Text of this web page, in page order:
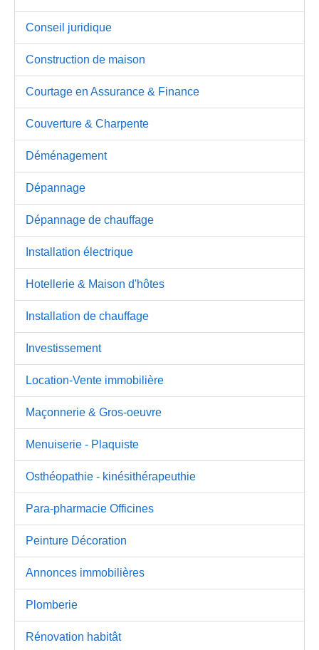
Conseil juridique
Construction de maison
Courtage en Assurance & Finance
Couverture & Charpente
Déménagement
Dépannage
Dépannage de chauffage
Installation électrique
Hotellerie & Maison d'hôtes
Installation de chauffage
Investissement
Location-Vente immobilière
Maçonnerie & Gros-oeuvre
Menuiserie - Plaquiste
Osthéopathie - kinésithérapeuthie
Para-pharmacie Officines
Peinture Décoration
Annonces immobilières
Plomberie
Rénovation habitât